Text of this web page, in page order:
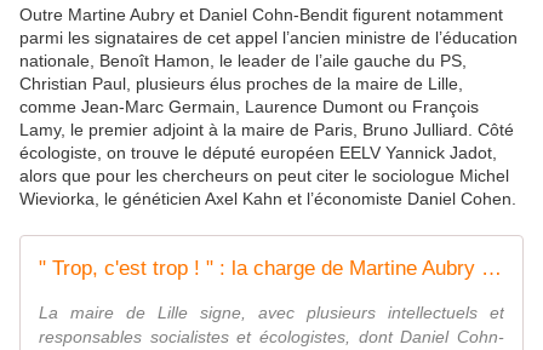
Outre Martine Aubry et Daniel Cohn-Bendit figurent notamment
parmi les signataires de cet appel l’ancien ministre de l’éducation
nationale, Benoît Hamon, le leader de l’aile gauche du PS,
Christian Paul, plusieurs élus proches de la maire de Lille,
comme Jean-Marc Germain, Laurence Dumont ou François
Lamy, le premier adjoint à la maire de Paris, Bruno Julliard. Côté
écologiste, on trouve le député européen EELV Yannick Jadot,
alors que pour les chercheurs on peut citer le sociologue Michel
Wieviorka, le généticien Axel Kahn et l’économiste Daniel Cohen.
" Trop, c'est trop ! " : la charge de Martine Aubry contre François Hollande et Manuel Valls
La maire de Lille signe, avec plusieurs intellectuels et
responsables socialistes et écologistes, dont Daniel Cohn-